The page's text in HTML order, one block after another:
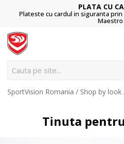
Visa, MasterCard,
Cauta pe site...
SportVision Romania Shop by look
Tinuta